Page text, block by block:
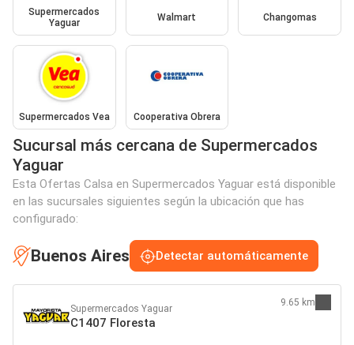
Supermercados
Yaguar
Walmart Changomas
Supermercados Vea Cooperativa Obrera
Sucursal más cercana de Supermercados
Yaguar
Esta Ofertas Calsa en Supermercados Yaguar está disponible
en las sucursales siguientes según la ubicación que has
configurado:
Buenos Aires Detectar automáticamente
Supermercados Yaguar
C1407 Floresta
9.65 km